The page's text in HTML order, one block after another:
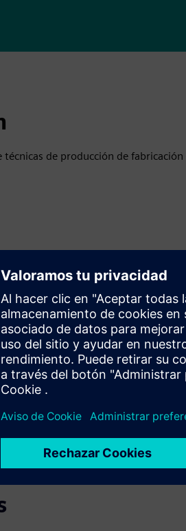
de producción de
principalmente por la fuente de
calentado) y el nivel de calor
señalar que la fusión de lecho de
energía térmica (calor) para unir